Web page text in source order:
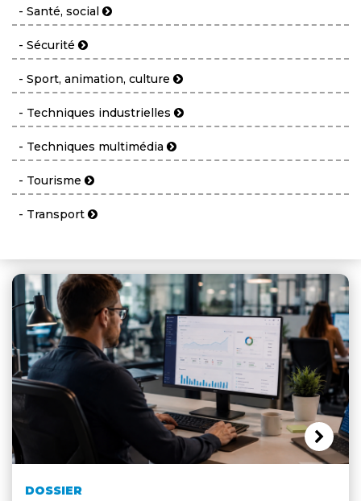
- Santé, social
- Sécurité
- Sport, animation, culture
- Techniques industrielles
- Techniques multimédia
- Tourisme
- Transport
DOSSIER